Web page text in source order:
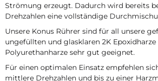
Strömung erzeugt. Dadurch wird bereits
Drehzahlen eine vollständige
Unsere Konus Rührer sind für all unsere
ungefüllten und glasklaren 2K Epoxidharze
Polyurethanharze sehr gut geeignet.
Für einen optimalen Einsatz empfehlen
mittlere Drehzahlen und bis zu einer